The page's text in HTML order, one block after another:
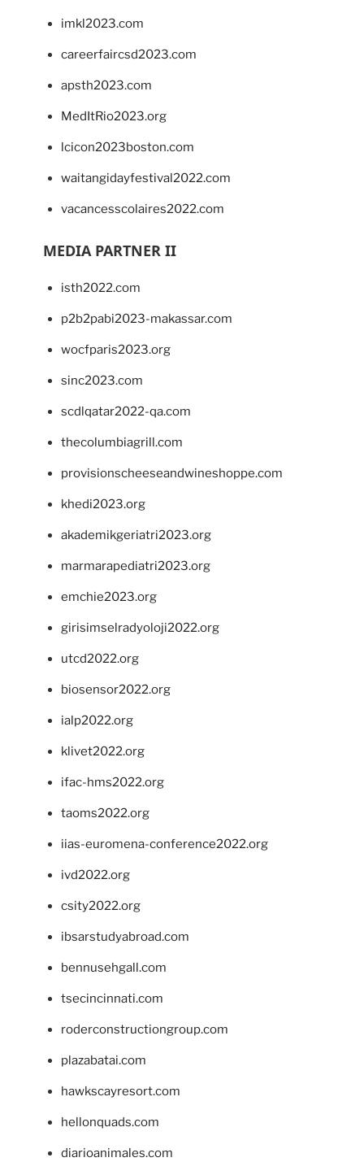
imkl2023.com
careerfaircsd2023.com
apsth2023.com
MedItRio2023.org
lcicon2023boston.com
waitangidayfestival2022.com
vacancesscolaires2022.com
MEDIA PARTNER II
isth2022.com
p2b2pabi2023-makassar.com
wocfparis2023.org
sinc2023.com
scdlqatar2022-qa.com
thecolumbiagrill.com
provisionscheeseandwineshoppe.com
khedi2023.org
akademikgeriatri2023.org
marmarapediatri2023.org
emchie2023.org
girisimselradyoloji2022.org
utcd2022.org
biosensor2022.org
ialp2022.org
klivet2022.org
ifac-hms2022.org
taoms2022.org
iias-euromena-conference2022.org
ivd2022.org
csity2022.org
ibsarstudyabroad.com
bennusehgall.com
tsecincinnati.com
roderconstructiongroup.com
plazabatai.com
hawkscayresort.com
hellonquads.com
diarioanimales.com